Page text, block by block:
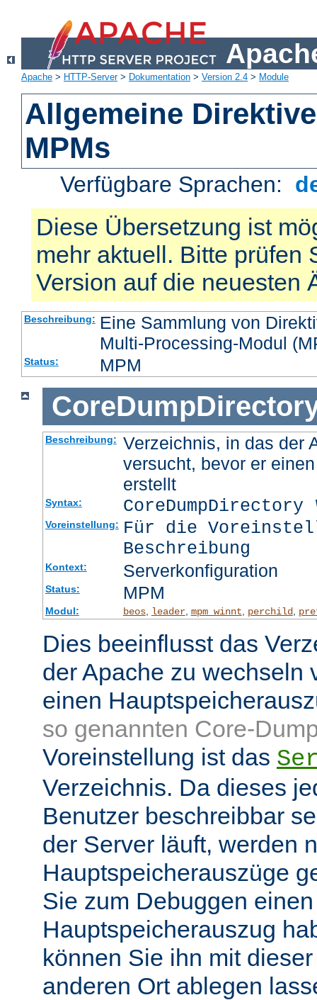
Apache > HTTP-Server> Dokumentation > Version 2.4 > Module
Allgemeine
MPMs
Verfügbare Sprachen:
Diese Übersetzung ist
mehr aktuell. Bitte prüfen
Version auf die neuesten
Beschreibung: Eine Sammlung von
Multi-Processing-Modul
Status: MPM
Beschreibung:
Verzeichnis, in das der
versucht, bevor er
erstellt
Syntax: CoreDumpDirectory
Voreinstellung: Für die
Beschreibung
Kontext: Serverkonfiguration
Status: MPM
Modul: beos, leader, mpm_winnt perchild,
Dies beeinflusst das
der Apache zu wechseln
einen
so genannten Core-
Voreinstellung ist das
Verzeichnis. Da dieses
Benutzer beschreibbar
der Server läuft, werden
Hauptspeicherauszüge
Sie zum Debuggen einen
Hauptspeicherauszug
können Sie ihn mit
anderen Ort ablegen